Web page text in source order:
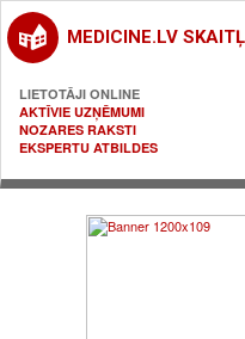
MEDICINE.LV
LIETOTĀJI ONLINE
AKTĪVIE UZŅĒMUMI
NOZARES RAKSTI
EKSPERTU ATBILDES